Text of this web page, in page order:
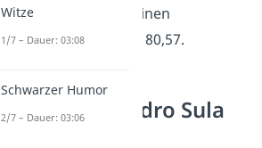
Überfälle sorgen für einen
Kriminalitätsindex von 80,57.
Platz 6: San Pedro Sula
Witze
1/7 – Dauer: 03:08
Schwarzer Humor
2/7 – Dauer: 03:06